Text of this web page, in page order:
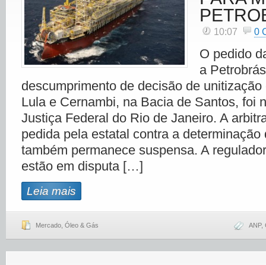
10:07 0
O pedido
a
descumprimento de decisão de
Lula e Cernambi, na Bacia de Santos, foi
Justiça Federal do Rio de Janeiro. A
pedida pela estatal contra a determinação
também permanece suspensa. A
estão em disputa […]
Leia mais
Mercado Óleo & Gás ANP,